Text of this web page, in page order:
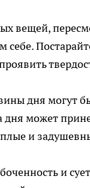
вещей,
дня могут
дня может
и
и